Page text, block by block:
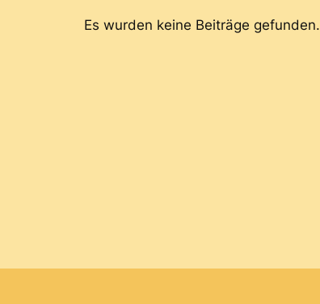
Es wurden keine Beiträge gefunden.